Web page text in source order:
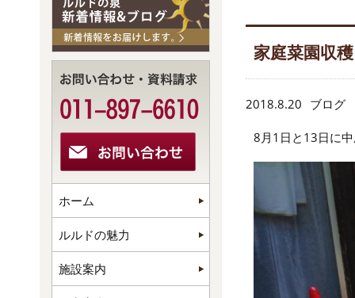
家庭菜園収
2018.8.20 ブログ
8月1日と13日に
ホーム
ルルドの魅力
施設案内